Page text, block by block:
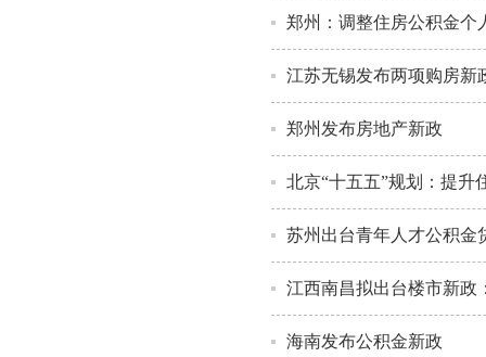
郑州：调整住房公积金个
江苏无锡发布两项购房新
郑州发布房地产新政
北京“十五五”规划：提升
苏州出台青年人才公积金
江西南昌拟出台楼市新政
海南发布公积金新政